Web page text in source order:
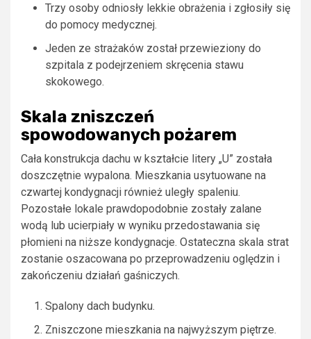
Trzy osoby odniosły lekkie obrażenia i zgłosiły się
do pomocy medycznej.
Jeden ze strażaków został przewieziony do
szpitala z podejrzeniem skręcenia stawu
skokowego.
Skala zniszczeń
spowodowanych pożarem
Cała konstrukcja dachu w kształcie litery „U” została
doszczętnie wypalona. Mieszkania usytuowane na
czwartej kondygnacji również uległy spaleniu.
Pozostałe lokale prawdopodobnie zostały zalane
wodą lub ucierpiały w wyniku przedostawania się
płomieni na niższe kondygnacje. Ostateczna skala strat
zostanie oszacowana po przeprowadzeniu oględzin i
zakończeniu działań gaśniczych.
Spalony dach budynku.
Zniszczone mieszkania na najwyższym piętrze.